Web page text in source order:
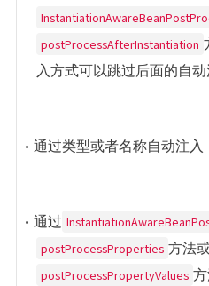
postProcessAfterInstantiation
入方式可以跳过后面的自动
• 通过类型或者名称自动注入
• 通过
postProcessProperties 方法
postProcessPropertyValues